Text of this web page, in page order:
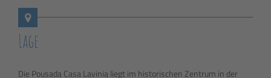
Lage
Die Pousada Casa Lavinia liegt im historischen Zentrum in der